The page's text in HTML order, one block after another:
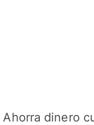
Ahorra dinero